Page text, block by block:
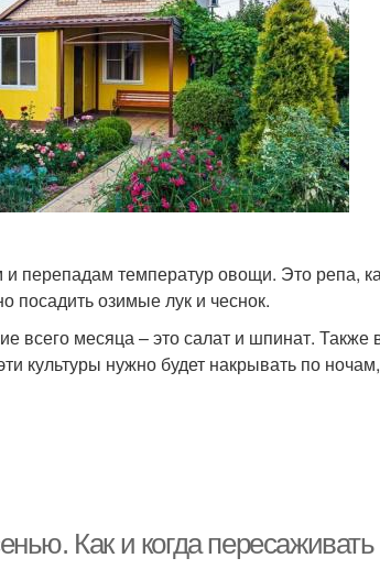
перепадам температур овощи. Это репа,
посадить озимые лук и чеснок.
всего месяца – это салат и шпинат.
культуры нужно будет накрывать по
Как и когда